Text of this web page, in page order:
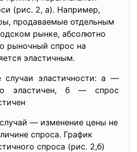
(рис. 2, а). Например,
продаваемые отдельным
рынке, абсолютно
рыночный спрос на
эластичным.
случаи эластичности: а —
эластичен, б — спрос
— изменение цены не
спроса. График
спроса (рис. 2,б)